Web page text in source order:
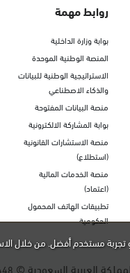
روابط مهمة
بوابة وزارة الداخلية
المنصة الوطنية الموحدة
الاستراتيجية الوطنية للبيانات
والذكاء الاصطناعي
منصة البيانات المفتوحة
بوابة المشاركة الالكترونية
منصة الاستشارات القانونية
(استطلاع)
منصة الخدمات المالية
(اعتماد)
تطبيقات الهاتف المحمول
الحكومية
العربية السعودية ©
تجربة مستخدم أفضل. من خلال